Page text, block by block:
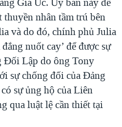
nhân tầm trú bên
và do đó, chính phủ Julia
nuốt cay’ để được sự
Đối Lập do ông Tony
sự chống đối của Đảng
sự ủng hộ của Liên
qua luật lệ cần thiết tại